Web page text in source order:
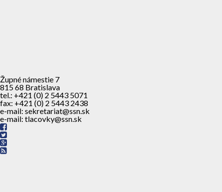
Župné námestie 7
815 68 Bratislava
tel.: +421 (0) 2 5443 5071
fax: +421 (0) 2 5443 2438
e-mail: sekretariat@ssn.sk
e-mail: tlacovky@ssn.sk